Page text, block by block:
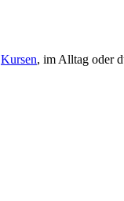
Kursen, im Alltag oder